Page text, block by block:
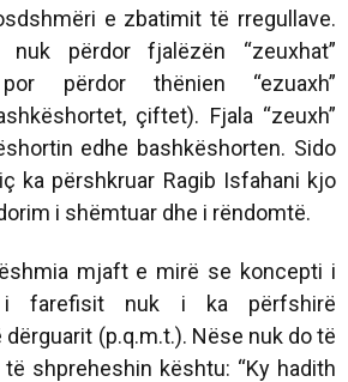
e zbatimit të rregullave.
nuk përdor fjalëzën “zeuxhat”
përdor thënien “ezuaxh”
çiftet). Fjala “zeuxh”
edhe bashkëshorten. Sido
ka përshkruar Ragib Isfahani kjo
i shëmtuar dhe i rëndomtë.
mjaft e mirë se koncepti i
farefisit nuk i ka përfshirë
(p.q.m.t.). Nëse nuk do të
shpreheshin kështu: “Ky hadith